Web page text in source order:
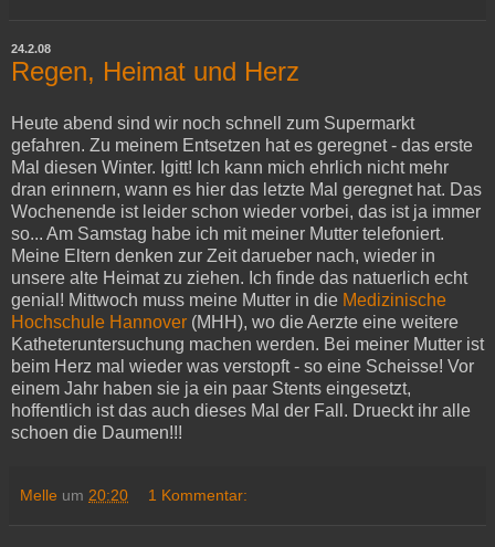
24.2.08
Regen, Heimat und Herz
Heute abend sind wir noch schnell zum Supermarkt
gefahren. Zu meinem Entsetzen hat es geregnet - das erste
Mal diesen Winter. Igitt! Ich kann mich ehrlich nicht mehr
dran erinnern, wann es hier das letzte Mal geregnet hat. Das
Wochenende ist leider schon wieder vorbei, das ist ja immer
so... Am Samstag habe ich mit meiner Mutter telefoniert.
Meine Eltern denken zur Zeit darueber nach, wieder in
unsere alte Heimat zu ziehen. Ich finde das natuerlich echt
genial! Mittwoch muss meine Mutter in die Medizinische
Hochschule Hannover (MHH), wo die Aerzte eine weitere
Katheteruntersuchung machen werden. Bei meiner Mutter ist
beim Herz mal wieder was verstopft - so eine Scheisse! Vor
einem Jahr haben sie ja ein paar Stents eingesetzt,
hoffentlich ist das auch dieses Mal der Fall. Drueckt ihr alle
schoen die Daumen!!!
Melle um 20:20 1 Kommentar: